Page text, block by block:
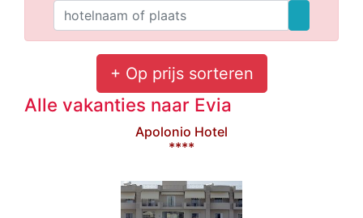
+ Op prijs sorteren
Alle vakanties naar Evia
Apolonio Hotel
****